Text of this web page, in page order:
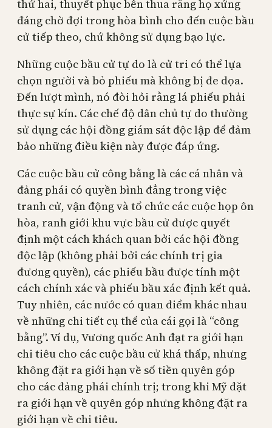
thứ hai, thuyết phục bên thua rằng họ xứng
đáng chờ đợi trong hòa bình cho đến cuộc bầu
cử tiếp theo, chứ không sử dụng bạo lực.
Những cuộc bầu cử tự do là cử tri có thể lựa
chọn người và bỏ phiếu mà không bị đe dọa.
Đến lượt mình, nó đòi hỏi rằng lá phiếu phải
thực sự kín. Các chế độ dân chủ tự do thường
sử dụng các hội đồng giám sát độc lập để đảm
bảo những điều kiện này được đáp ứng.
Các cuộc bầu cử công bằng là các cá nhân và
đảng phái có quyền bình đẳng trong việc
tranh cử, vận động và tổ chức các cuộc họp ôn
hòa, ranh giới khu vực bầu cử được quyết
định một cách khách quan bởi các hội đồng
độc lập (không phải bởi các chính trị gia
đương quyền), các phiếu bầu được tính một
cách chính xác và phiếu bầu xác định kết quả.
Tuy nhiên, các nước có quan điểm khác nhau
về những chi tiết cụ thể của cái gọi là “công
bằng”. Ví dụ, Vương quốc Anh đạt ra giới hạn
chi tiêu cho các cuộc bầu cử khá thấp, nhưng
không đặt ra giới hạn về số tiền quyên góp
cho các đảng phái chính trị; trong khi Mỹ đặt
ra giới hạn về quyên góp nhưng không đặt ra
giới hạn về chi tiêu.